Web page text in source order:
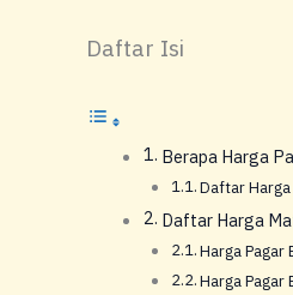
Daftar Isi
Berapa Harga
Daftar Harga
Daftar Harga
Harga Pagar
Harga Pagar